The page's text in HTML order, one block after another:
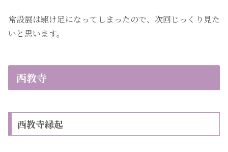
常設展は駆け足になってしまったので、次回じっくり見た
いと思います。
西教寺
西教寺縁起